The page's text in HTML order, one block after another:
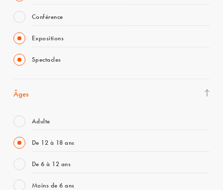
Conférence
Expositions
Spectacles
Âges
Adulte
De 12 à 18 ans
De 6 à 12 ans
Moins de 6 ans